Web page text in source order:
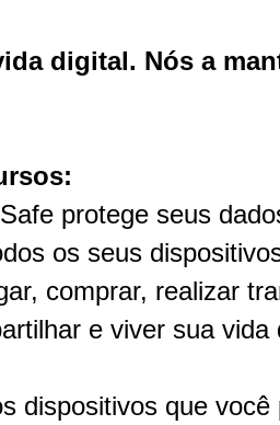
digital. Nós a
protege seus
os seus
comprar, realizar
e viver sua vida
dispositivos que você